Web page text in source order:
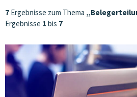
7 Ergebnisse zum Thema
Ergebnisse 1 bis 7